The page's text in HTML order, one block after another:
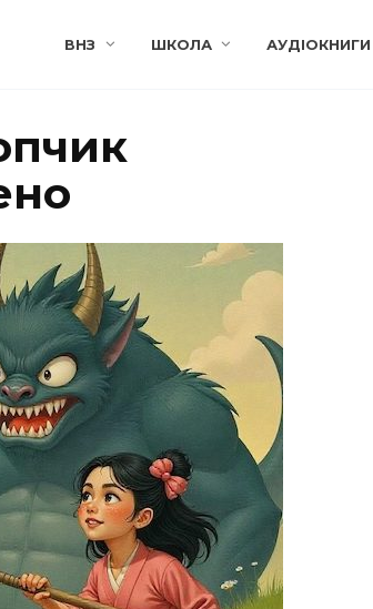
ВНЗ ШКОЛА АУДІОКНИГИ